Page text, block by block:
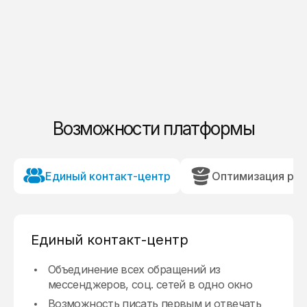
Возможности платформы
Единый контакт-центр Оптимизация
Единый контакт-центр
Объединение всех обращений из
мессенджеров, соц. сетей в одно окно
Возможность писать первым и отвечать
Мониторинг нагрузки и скорости ответа
клиенту в реальном времени
Просмотр оценок и отзывов
Запись на прием к специалисту (rpv-bot)
Сбор отзывов и оценок
Умные роботы в конструкторе ботов с
возможностью построения бизнес-
процесса любой сложности
Просмотр детальной информации о
клиентах, включая источники обращения
Анализ эффективности рекламных